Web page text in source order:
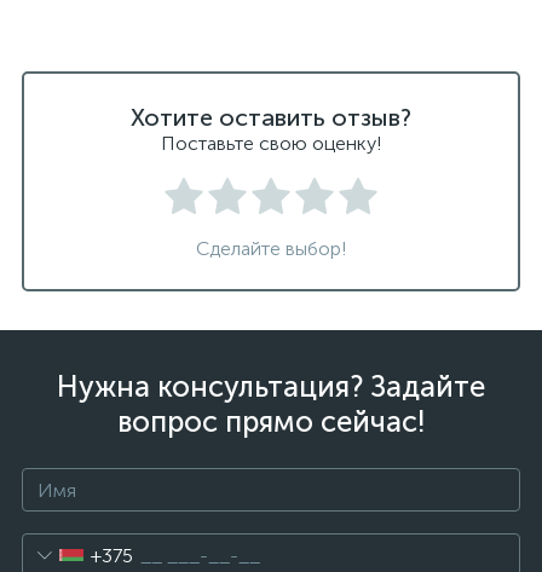
Хотите оставить отзыв?
Поставьте свою оценку!
Сделайте выбор!
Нужна консультация? Задайте
вопрос прямо сейчас!
+375